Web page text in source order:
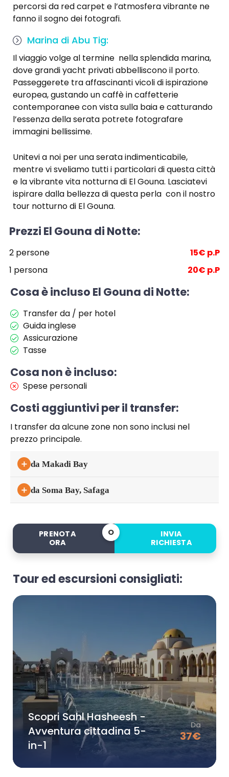
percorsi da red carpet e l’atmosfera vibrante ne
fanno il sogno dei fotografi.
Marina di Abu Tig:
Il viaggio volge al termine nella splendida marina,
dove grandi yacht privati abbelliscono il porto.
Passeggerete tra affascinanti vicoli di ispirazione
europea, gustando un caffè in caffetterie
contemporanee con vista sulla baia e catturando
l’essenza della serata potrete fotografare
immagini bellissime.
Unitevi a noi per una serata indimenticabile,
mentre vi sveliamo tutti i particolari di questa città
e la vibrante vita notturna di El Gouna. Lasciatevi
ispirare dalla bellezza di questa perla con il nostro
tour notturno di El Gouna.
Prezzi El Gouna di Notte:
2 persone
15€ p.P
1 persona
20€ p.P
Cosa è incluso El Gouna di Notte:
Transfer da / per hotel
Guida inglese
Assicurazione
Tasse
Cosa non è incluso:
Spese personali
Costi aggiuntivi per il transfer:
I transfer da alcune zone non sono inclusi nel
prezzo principale.
＋ da Makadi Bay
＋ da Soma Bay, Safaga
PRENOTA
ORA
O
INVIA
RICHIESTA
Tour ed escursioni consigliati:
Scopri Sahl Hasheesh -
Avventura cittadina 5-
in-1
Da
37€